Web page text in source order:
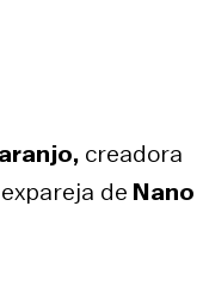
creadora
de Nano